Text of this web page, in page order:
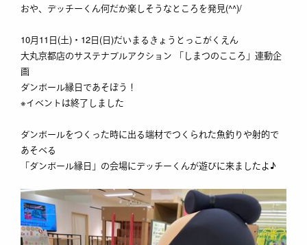
おや、デッチーくん何だか楽しそうなところを発見(^^)/
10月11日(土)・12日(日)だいまるきょうとっこがくえん
大丸京都店のサステナブルアクション 「しまつのこころ」連動企
画
ダンボール縁日であそぼう！
※イベントは終了しました
ダンボールをつくった時に出る端材でつくられた魚釣りや射的で
あそべる
「ダンボール縁日」の会場にデッチーくんが遊びに来ましたよ♪